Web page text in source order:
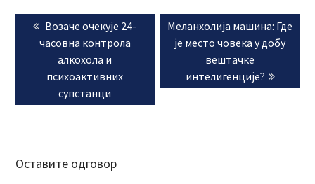
Кретање
чланкаPrevious
post:
Возаче очекује 24-
часовна контрола
алкохола и
психоактивних
супстанци
Next
post:
Меланхолија машина: Где
је место човека у добу
вештачке
интелигенције?
Оставите одговор